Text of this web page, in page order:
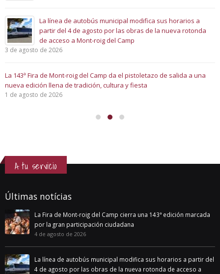
La línea de autobús municipal modifica sus horarios a
partir del 4 de agosto por las obras de la nueva rotonda
de acceso a Mont-roig del Camp
3 de agosto de 2026
La 143ª Fira de Mont-roig del Camp da el pistoletazo de salida a una
nueva edición llena de tradición, cultura y fiesta
1 de agosto de 2026
A tu servicio
Últimas notícias
La Fira de Mont-roig del Camp cierra una 143ª edición marcada
por la gran participación ciudadana
4 de agosto de 2026
La línea de autobús municipal modifica sus horarios a partir del
4 de agosto por las obras de la nueva rotonda de acceso a